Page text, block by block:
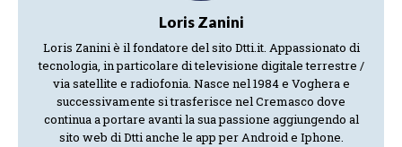
Loris Zanini
Loris Zanini è il fondatore del sito Dtti.it. Appassionato di
tecnologia, in particolare di televisione digitale terrestre /
via satellite e radiofonia. Nasce nel 1984 e Voghera e
successivamente si trasferisce nel Cremasco dove
continua a portare avanti la sua passione aggiungendo al
sito web di Dtti anche le app per Android e Iphone.